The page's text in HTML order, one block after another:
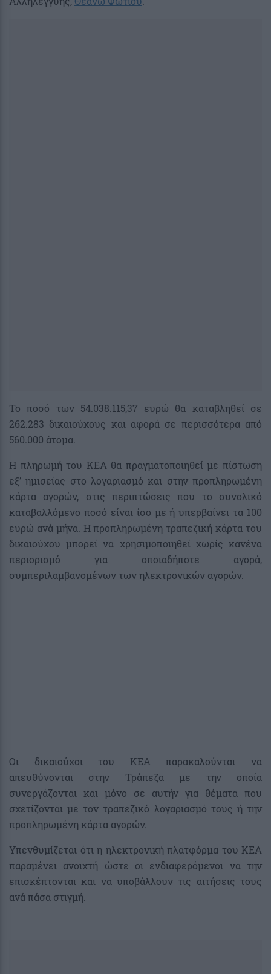
Το ποσό των 54.038.115,37 ευρώ θα καταβληθεί σε
262.283 δικαιούχους και αφορά σε περισσότερα από
560.000 άτομα.
Η πληρωμή του ΚΕΑ θα πραγματοποιηθεί με πίστωση
εξ’ ημισείας στο λογαριασμό και στην προπληρωμένη
κάρτα αγορών, στις περιπτώσεις που το συνολικό
καταβαλλόμενο ποσό είναι ίσο με ή υπερβαίνει τα 100
ευρώ ανά μήνα. Η προπληρωμένη τραπεζική κάρτα του
δικαιούχου μπορεί να χρησιμοποιηθεί χωρίς κανένα
περιορισμό για οποιαδήποτε αγορά,
συμπεριλαμβανομένων των ηλεκτρονικών αγορών.
Οι δικαιούχοι του ΚΕΑ παρακαλούνται να
απευθύνονται στην Τράπεζα με την οποία
συνεργάζονται και μόνο σε αυτήν για θέματα που
σχετίζονται με τον τραπεζικό λογαριασμό τους ή την
προπληρωμένη κάρτα αγορών.
Υπενθυμίζεται ότι η ηλεκτρονική πλατφόρμα του ΚΕΑ
παραμένει ανοιχτή ώστε οι ενδιαφερόμενοι να την
επισκέπτονται και να υποβάλλουν τις αιτήσεις τους
ανά πάσα στιγμή.